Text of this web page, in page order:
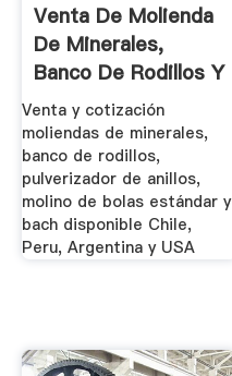
Venta De Molienda
De Minerales,
Banco De Rodillos Y
...
Venta y cotización
moliendas de minerales,
banco de rodillos,
pulverizador de anillos,
molino de bolas estándar y
bach disponible Chile,
Peru, Argentina y USA